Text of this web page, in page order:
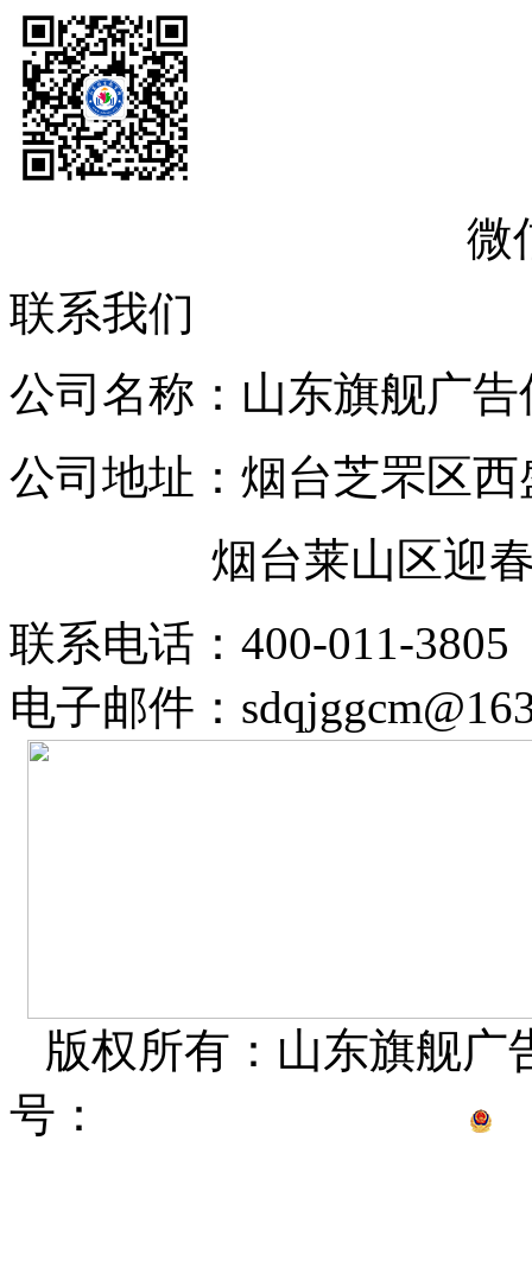
微
联系我们
公司名称：山东旗舰广
公司地址：烟台芝罘区
烟台莱山区迎春
联系电话：400-011-3805
电子邮件：
版权所有：山东旗舰
号：